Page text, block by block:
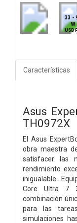
33 -
W
USB
Características
Asus
TH0972X
El Asus
obra maestra
satisfacer las
rendimiento
inigualable.
Core Ultra 7
combinación
para las
simulaciones